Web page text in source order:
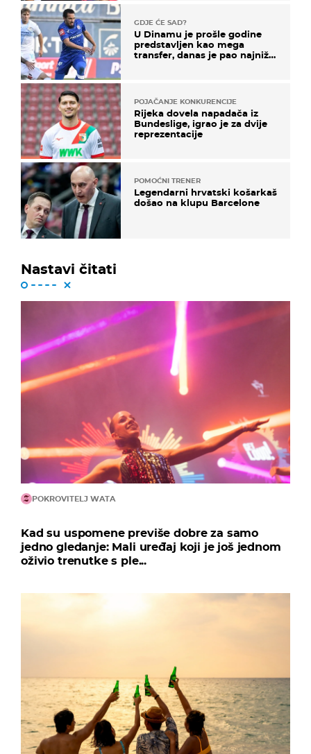
GDJE ĆE SAD?
U Dinamu je prošle godine
predstavljen kao mega
transfer, danas je pao najniže
POJAČANJE KONKURENCIJE
Rijeka dovela napadača iz
Bundeslige, igrao je za dvije
reprezentacije
POMOĆNI TRENER
Legendarni hrvatski košarkaš
došao na klupu Barcelone
Nastavi čitati
POKROVITELJ WATA
Kad su uspomene previše dobre za samo
jedno gledanje: Mali uređaj koji je još jednom
oživio trenutke s ple...